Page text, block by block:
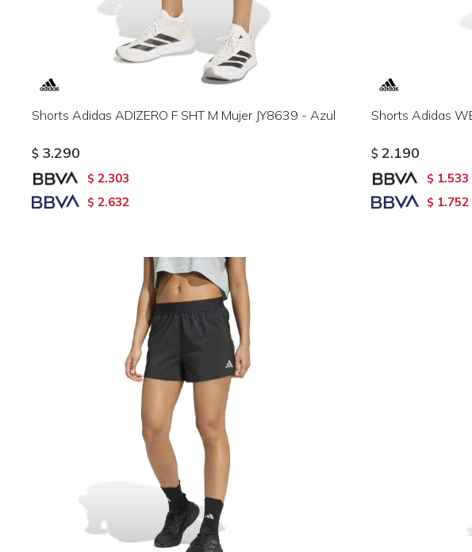
Shorts Adidas ADIZERO F SHT M Mujer JY8639 - Azul
$ 3.290
$ 2.303
$ 2.632
Shorts Adidas
$ 2.190
$ 1.533
$ 1.752